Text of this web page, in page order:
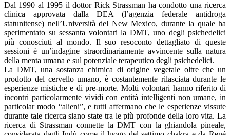
Dal 1990 al 1995 il dottor Rick Strassman ha condotto una ricerca
clinica approvata dalla DEA (l’agenzia federale antidroga
statunitense) nell’Università del New Mexico, durante la quale ha
sperimentato su sessanta volontari la DMT, uno degli psichedelici
più conosciuti al mondo. Il suo resoconto dettagliato di queste
sessioni è un’indagine straordinariamente avvincente sulla natura
della menta umana e sul potenziale terapeutico degli psichedelici.
La DMT, una sostanza chimica di origine vegetale oltre che un
prodotto del cervello umano, è costantemente rilasciata durante le
esperienze mistiche e di pre-morte. Molti volontari hanno riferito di
incontri particolarmente vividi con entità intelligenti non umane, in
particolar modo “alieni”, e tutti affermano che le esperienze vissute
durante tale ricerca siano state tra le più profonde della loro vita. La
ricerca di Strassman connette la DMT con la ghiandola pineale,